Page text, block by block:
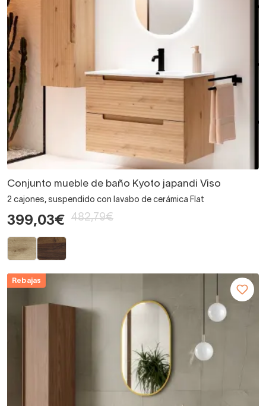
Conjunto mueble de baño Kyoto japandi Viso
2 cajones, suspendido con lavabo de cerámica Flat
399,03€ 482,79€
Rebajas